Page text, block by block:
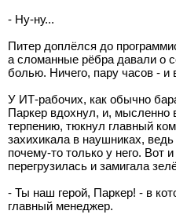
- Ну-ну...
Питер доплёлся до
а сломанные рёбра давали о
болью. Ничего, пару часов - и
У ИТ-рабочих, как обычно
Паркер вдохнул, и, мысленно
терпению, тюкнул главный
захихикала в наушниках,
почему-то только у него. Вот
перегрузилась и замигала
- Ты наш герой, Паркер! - в
главный менеджер.